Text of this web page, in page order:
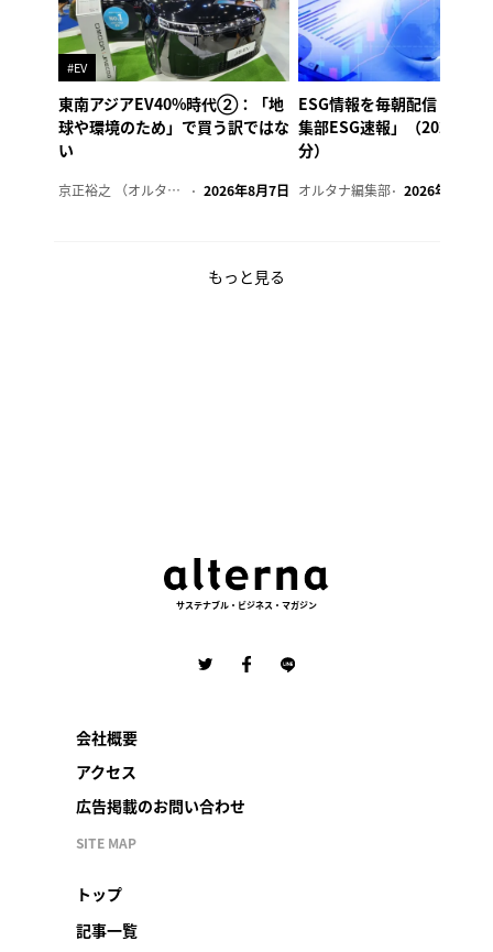
#EV
東南アジアEV40%時代②：「地
球や環境のため」で買う訳ではな
い
京正裕之 （オルタナ副編集長） 2026年8月7日
ESG情報を毎朝配信「オル
集部ESG速報」（2026年8
分）
オルタナ編集部 2026年8月7日
もっと見る
サステナブル・ビジネス・マガジン
会社概要
アクセス
広告掲載のお問い合わせ
SITE MAP
トップ
記事一覧